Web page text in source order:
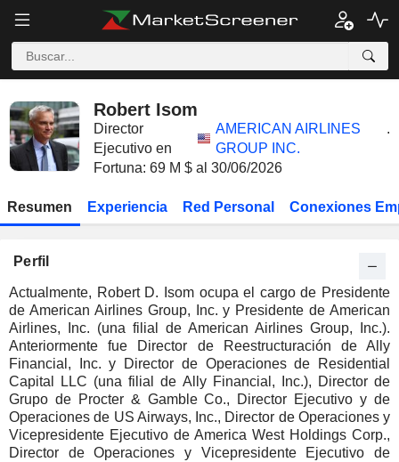
Robert Isom
Director
Ejecutivo en
AMERICAN AIRLINES
GROUP INC.
.
Fortuna: 69 M $ al 30/06/2026
Resumen Experiencia Red Personal Conexiones
Perfil
Actualmente, Robert D. Isom ocupa el cargo de Presidente
de American Airlines Group, Inc. y Presidente de American
Airlines, Inc. (una filial de American Airlines Group, Inc.).
Anteriormente fue Director de Reestructuración de Ally
Financial, Inc. y Director de Operaciones de Residential
Capital LLC (una filial de Ally Financial, Inc.), Director de
Grupo de Procter & Gamble Co., Director Ejecutivo y de
Operaciones de US Airways, Inc., Director de Operaciones y
Vicepresidente Ejecutivo de America West Holdings Corp.,
Director de Operaciones y Vicepresidente Ejecutivo de